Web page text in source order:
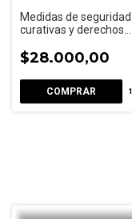
Medidas de seguridad
curativas y derechos
$28.000,00
1